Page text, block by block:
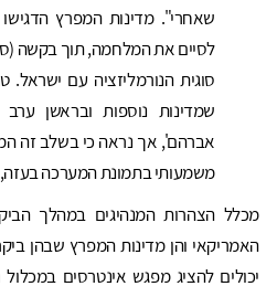
שאחרי". מדינות המפרץ
לסיים את המלחמה, תוך בקשה
סוגית הנורמליזציה עם
שמדינות נוספות ובראשן
אברהם', אך נראה כי בשלב זה
משמעותי בתמונת המערכה בעזה,
מכלל הצהרות המנהיגים במהלך
האמריקאי והן מדינות המפרץ שבהן
יכולים להציג מפגש אינטרסים